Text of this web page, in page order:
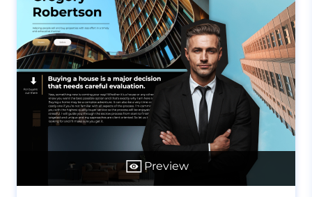
Preview